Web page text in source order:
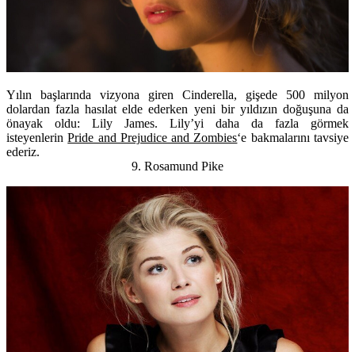
Yılın başlarında vizyona giren Cinderella, gişede 500 milyon
dolardan fazla hasılat elde ederken yeni bir yıldızın doğuşuna da
önayak oldu: Lily James. Lily’yi daha da fazla görmek
isteyenlerinPride and Prejudice and Zombies‘e bakmalarını tavsiye
ederiz.
9. Rosamund Pike